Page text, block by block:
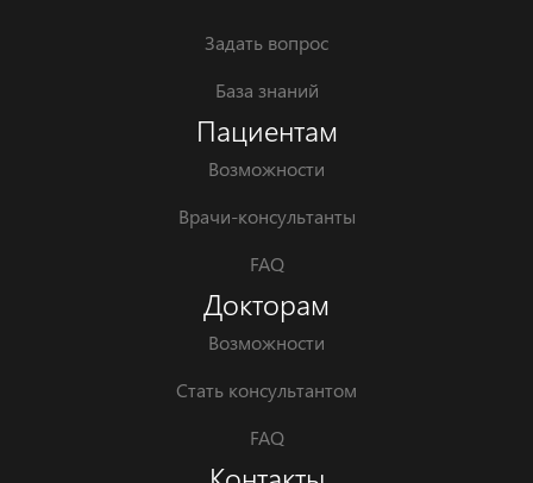
Задать вопрос
База знаний
Пациентам
Возможности
Врачи-консультанты
FAQ
Докторам
Возможности
Стать консультантом
FAQ